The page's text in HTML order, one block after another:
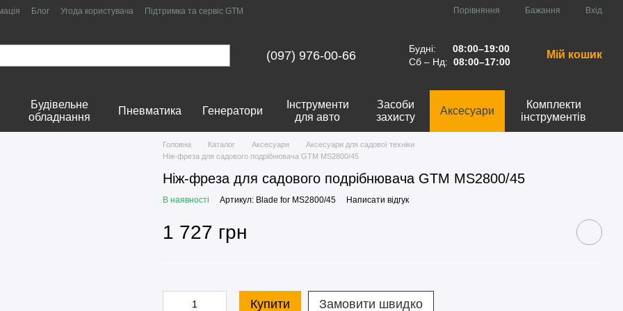
Блог Угода користувача Підтримка та сервіс GTM Порівняння Бажання Вхід
(097) 976-00-66 Будні:
08:00–19:00
Сб – Нд: 08:00–17:00
Мій кошик
Будівельне
обладнання
Пневматика Генератори
Інструменти
для авто
Засоби
захисту
Аксесуари
Комплекти
інструментів
Головна Каталог Аксесуари
Аксесуари для садової техніки
Ніж-фреза для садового подрібнювача GTM MS2800/45
Ніж-фреза для садового подрібнювача GTM MS2800/45
В наявності Артикул: Blade for MS2800/45 Написати відгук
1 727 грн
Купити Замовити швидко